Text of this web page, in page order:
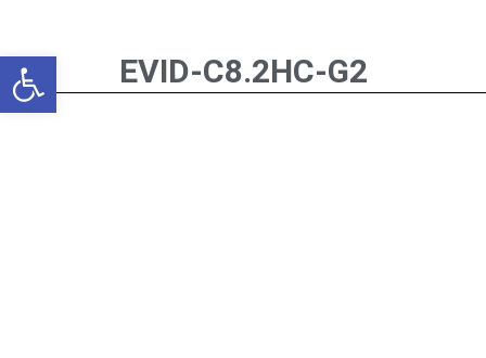
EVID-C8.2HC-G2 פתח